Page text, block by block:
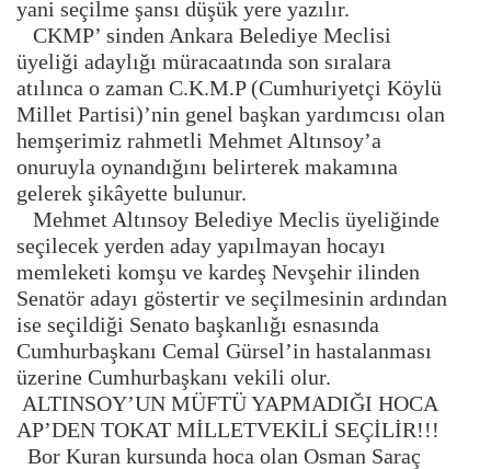
yani seçilme şansı düşük yere yazılır.
CKMP’ sinden Ankara Belediye Meclisi
üyeliği adaylığı müracaatında son sıralara
atılınca o zaman C.K.M.P (Cumhuriyetçi Köylü
Millet Partisi)’nin genel başkan yardımcısı olan
hemşerimiz rahmetli Mehmet Altınsoy’a
onuruyla oynandığını belirterek makamına
gelerek şikâyette bulunur.
Mehmet Altınsoy Belediye Meclis üyeliğinde
seçilecek yerden aday yapılmayan hocayı
memleketi komşu ve kardeş Nevşehir ilinden
Senatör adayı göstertir ve seçilmesinin ardından
ise seçildiği Senato başkanlığı esnasında
Cumhurbaşkanı Cemal Gürsel’in hastalanması
üzerine Cumhurbaşkanı vekili olur.
ALTINSOY’UN MÜFTÜ YAPMADIĞI HOCA
AP’DEN TOKAT MİLLETVEKİLİ SEÇİLİR!!!
Bor Kuran kursunda hoca olan Osman Saraç